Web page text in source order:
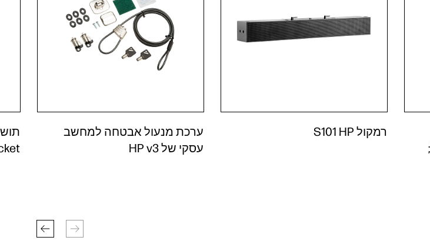
ערכת מנעול אבטחה למחשב
עסקי של HP v3‎
רמקול HP ‏S101